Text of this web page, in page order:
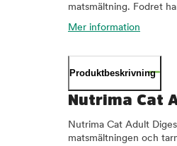
matsmältning. Fodret
Mer information
Produktbeskrivning
Nutrima Cat
Nutrima Cat Adult
matsmältningen och